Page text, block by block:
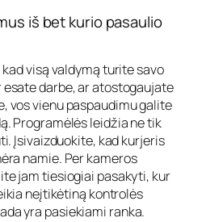
iš bet kurio pasaulio
visą valdymą turite savo
darbe, ar atostogaujate
vos vienu paspaudimu galite
Programėlės leidžia ne tik
Įsivaizduokite, kad kurjeris
namie. Per kameros
jam tiesiogiai pasakyti, kur
neįtikėtiną kontrolės
yra pasiekiami ranka.